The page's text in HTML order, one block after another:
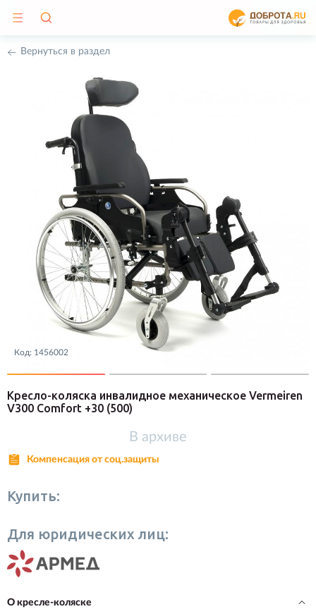
Вернуться в раздел
Код: 1456002
Кресло-коляска инвалидное механическое Vermeiren
V300 Comfort +30 (500)
В архиве
Компенсация от соц.защиты
Купить:
Для юридических лиц:
О кресле-коляске